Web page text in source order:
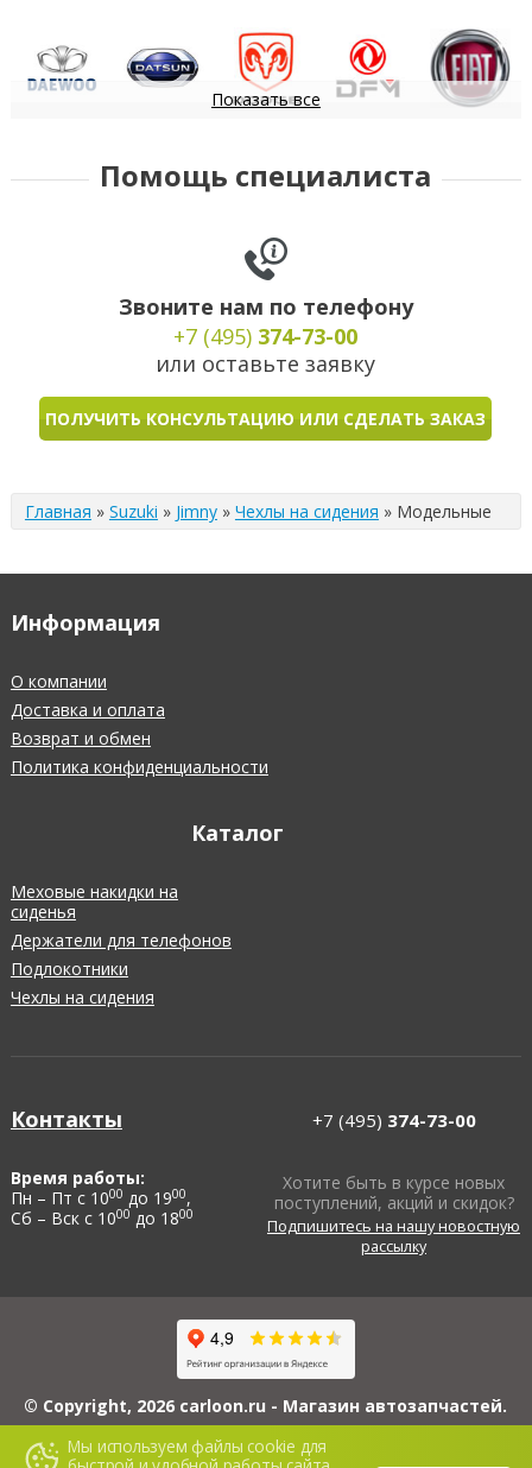
Показать все
Помощь специалиста
Звоните нам по телефону
+7 (495) 374-73-00
или оставьте заявку
ПОЛУЧИТЬ КОНСУЛЬТАЦИЮ ИЛИ СДЕЛАТЬ ЗАКАЗ
Главная » Suzuki » Jimny» Чехлы на сидения » Модельные
Информация
О компании
Доставка и оплата
Возврат и обмен
Политика конфиденциальности
Каталог
Меховые накидки на
сиденья
Держатели для телефонов
Подлокотники
Чехлы на сидения
Контакты
Время работы:
Пн – Пт с 1000 до 1900,
Сб – Вск с 1000 до 1800
+7 (495) 374-73-00
Хотите быть в курсе новых
поступлений, акций и скидок?
Подпишитесь на нашу новостную
рассылку
© Copyright, 2026 carloon.ru - Магазин автозапчастей.
ИП Блинов А.Ю., ИНН 503114560608, ОГРНИП 313503108100022, 426069,
Республика Удмуртская, г. Ижевск, ул. 5-я Подлесная, д. 3, кв. 116.
Мы используем файлы cookie для